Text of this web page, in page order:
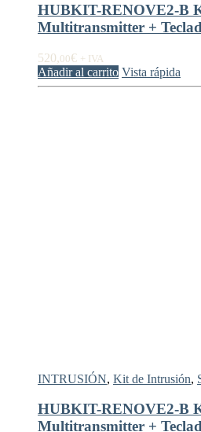
HUBKIT-RENOVE2-B
Multitransmitter +
520,00€ + IVA
Añadir al carrito Vista rápida
INTRUSIÓN, Kit de Intrusión,
HUBKIT-RENOVE2-B
Multitransmitter +